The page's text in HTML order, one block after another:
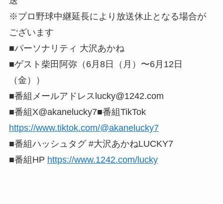
※プロ野球中継延長により放送休止となる場合が
ございます
■パーソナリティ 大沢あかね
■ゲスト柴田阿弥（6月8日（月）〜6月12日
（金））
■番組メールアドレス lucky@1242.com
■番組X@akanelucky7■番組TikTok
https://www.tiktok.com/@akanelucky7
■番組ハッシュタグ #大沢あかねLUCKY7
■番組HP https://www.1242.com/lucky